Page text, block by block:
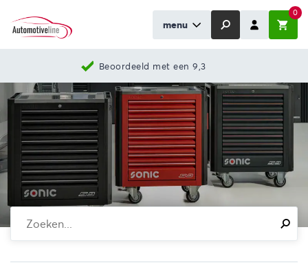
menu
0
Nieuwste producten